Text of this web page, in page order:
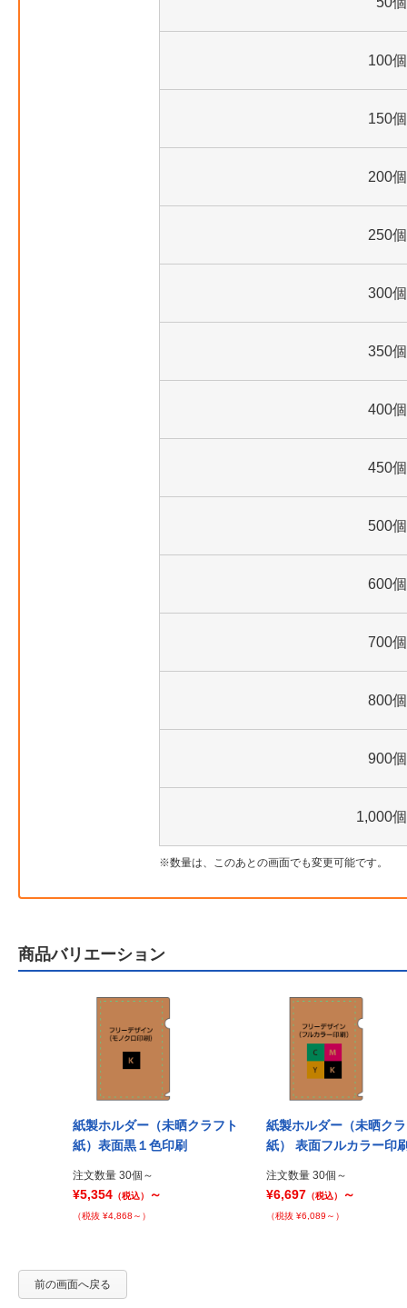
100個
150個
200個
250個
300個
350個
400個
450個
500個
600個
700個
800個
900個
1,000個
数量は、このあとの画面でも変更可能です。
商品バリエーション
紙製ホルダー（未晒クラフト
紙）表面黒１色印刷
注文数量 30個～
¥5,354 （税込） ～
（税抜 ¥4,868～）
紙製ホルダー（未晒ク
紙） 表面フルカラー印
注文数量 30個～
¥6,697 （税込） ～
（税抜 ¥6,089～）
前の画面へ戻る